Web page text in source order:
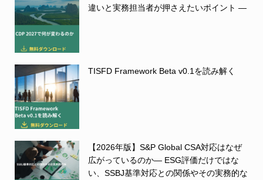
違いと実務担当者が押さえたいポイント ―
TISFD Framework Beta v0.1を読み解く
【2026年版】S&P Global CSA対応はなぜ
広がっているのか― ESG評価だけではな
い、SSBJ基準対応との関係やその実務的な